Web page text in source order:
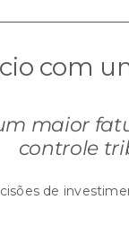
com
maior
controle
de